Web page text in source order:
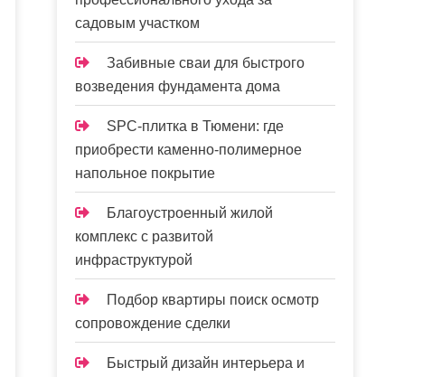
садовым участком
Забивные сваи для быстрого
возведения фундамента дома
SPC-плитка в Тюмени: где
приобрести каменно-полимерное
напольное покрытие
Благоустроенный жилой
комплекс с развитой
инфраструктурой
Подбор квартиры поиск осмотр
сопровождение сделки
Быстрый дизайн интерьера и